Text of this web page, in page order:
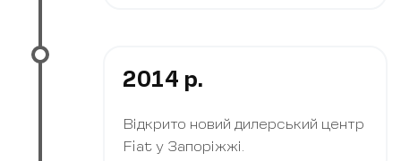
2014 р.
Відкрито новий дилерський центр
Fiat у Запоріжжі.